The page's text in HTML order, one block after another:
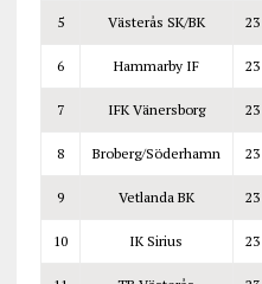
5 Västerås SK/BK 23
6 Hammarby IF 23
7 IFK Vänersborg 23
8 Broberg/Söderhamn 23
9 Vetlanda BK 23
10 IK Sirius 23